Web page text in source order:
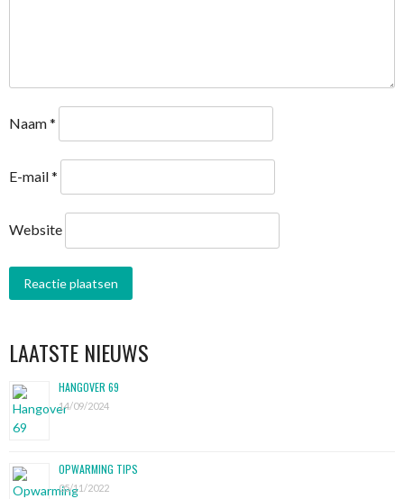
Naam*
E-mail*
Website
LAATSTE NIEUWS
HANGOVER 69
14/09/2024
OPWARMING TIPS
05/11/2022